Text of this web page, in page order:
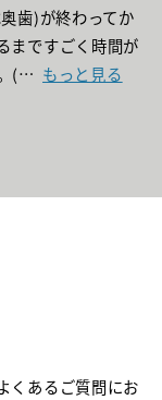
歯)が終わってか
まですごく時間が
(
もっと見る
くあるご質問にお